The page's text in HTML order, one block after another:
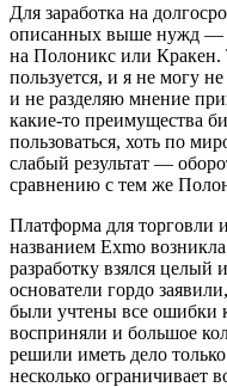
Для заработка на
описанных выше нужд —
на Полоникс или Кракен.
пользуется, и я не могу
и не разделяю мнение
какие-то преимущества
пользоваться, хоть по
слабый результат —
сравнению с тем же
Платформа для торговли
названием Exmo
разработку взялся
основатели гордо
были учтены все ошибки
восприняли и большое
решили иметь дело
несколько ограничивает